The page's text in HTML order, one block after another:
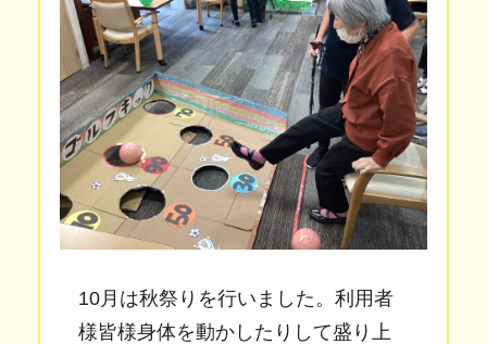
10月は秋祭りを行いました。利用者
様皆様身体を動かしたりして盛り上